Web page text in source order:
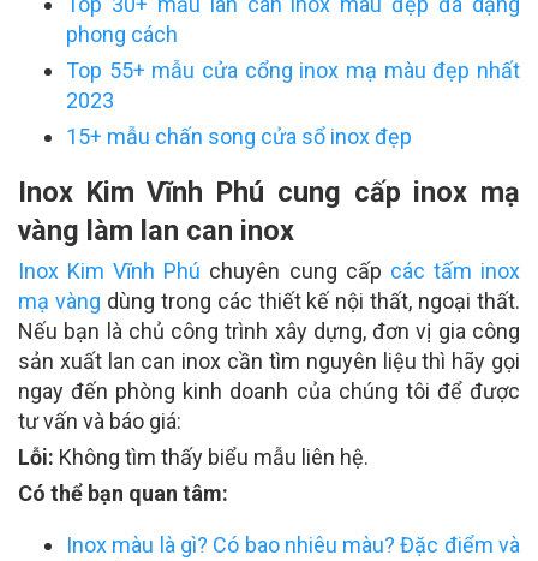
phong cách
Top 55+ mẫu cửa cổng inox mạ màu đẹp nhất
2023
15+ mẫu chấn song cửa sổ inox đẹp
Inox Kim Vĩnh Phú cung cấp inox mạ
vàng làm lan can inox
Inox Kim Vĩnh Phú chuyên cung cấp các tấm inox
mạ vàng dùng trong các thiết kế nội thất, ngoại thất.
Nếu bạn là chủ công trình xây dựng, đơn vị gia công
sản xuất lan can inox cần tìm nguyên liệu thì hãy gọi
ngay đến phòng kinh doanh của chúng tôi để được
tư vấn và báo giá:
Lỗi: Không tìm thấy biểu mẫu liên hệ.
Có thể bạn quan tâm:
Inox màu là gì? Có bao nhiêu màu? Đặc điểm và